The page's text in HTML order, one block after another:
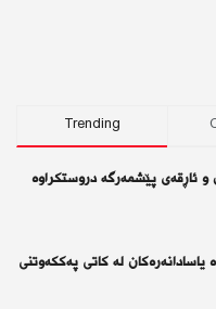
Trending
ئاڕقەی پێشمەرگە دروستكراوە
لە كاتی پەككەوتنی